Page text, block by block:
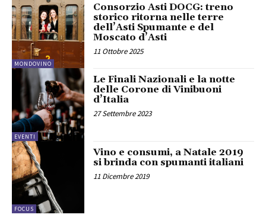
MONDOVINO
Consorzio Asti DOCG: treno
storico ritorna nelle terre
dell’Asti Spumante e del
Moscato d’Asti
11 Ottobre 2025
EVENTI
Le Finali Nazionali e la notte
delle Corone di Vinibuoni
d’Italia
27 Settembre 2023
FOCUS
Vino e consumi, a Natale 2019
si brinda con spumanti italiani
11 Dicembre 2019